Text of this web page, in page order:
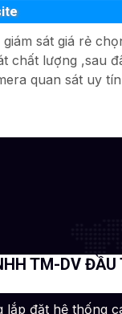
sát giá rẻ
chất lượng ,sau
quan sát uy
TM-DV
đặt hệ thống